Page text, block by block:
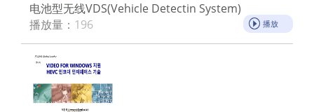
电池型无线VDS(Vehicle Detectin System)
播放量： 196 播放